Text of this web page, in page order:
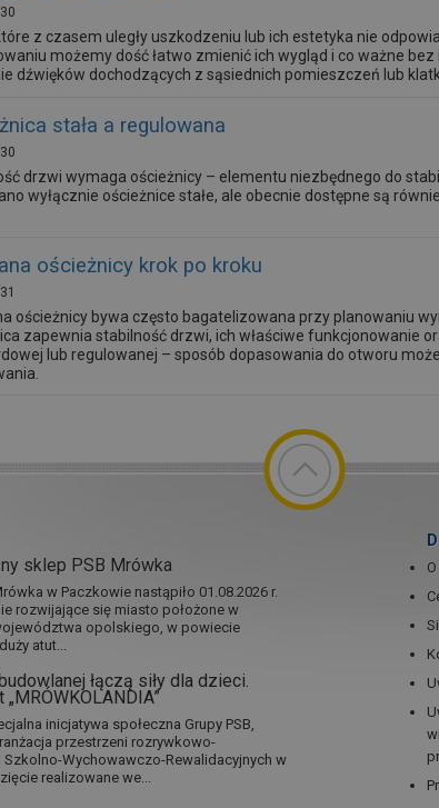
z czasem uległy uszkodzeniu lub ich estetyka nie
możemy dość łatwo zmienić ich wygląd i co ważne
dźwięków dochodzących z sąsiednich pomieszczeń lub
stała a regulowana
drzwi wymaga ościeżnicy – elementu niezbędnego do
wyłącznie ościeżnice stałe, ale obecnie dostępne są
ościeżnicy krok po kroku
ościeżnicy bywa często bagatelizowana przy planowaniu
zapewnia stabilność drzwi, ich właściwe funkcjonowanie
lub regulowanej – sposób dopasowania do otworu
sklep PSB Mrówka
w Paczkowie nastąpiło 01.08.2026 r.
rozwijające się miasto położone w
opolskiego, w powiecie
atut...
łączą siły dla dzieci.
inicjatywa społeczna Grupy PSB,
przestrzeni rozrywkowo-
Wychowawczo-Rewalidacyjnych w
realizowane we...